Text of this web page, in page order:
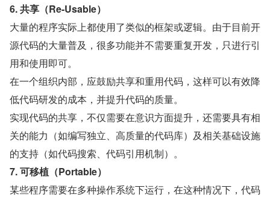
6. 共享（Re-Usable）
大量的程序实际上都使用了类似的框架或逻辑。由于目前开
源代码的大量普及，很多功能并不需要重复开发，只进行引
用和使用即可。
在一个组织内部，应鼓励共享和重用代码，这样可以有效降
低代码研发的成本，并提升代码的质量。
实现代码的共享，不仅需要在意识方面提升，还需要具有相
关的能力（如编写独立、高质量的代码库）及相关基础设施
的支持（如代码搜索、代码引用机制）。
7. 可移植（Portable）
某些程序需要在多种操作系统下运行，在这种情况下，代码